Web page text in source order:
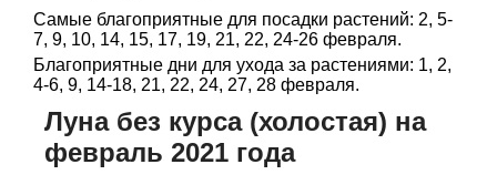
Самые благоприятные для посадки растений: 2, 5-
7, 9, 10, 14, 15, 17, 19, 21, 22, 24-26 февраля.
Благоприятные дни для ухода за растениями: 1, 2,
4-6, 9, 14-18, 21, 22, 24, 27, 28 февраля.
Луна без курса (холостая) на
февраль 2021 года